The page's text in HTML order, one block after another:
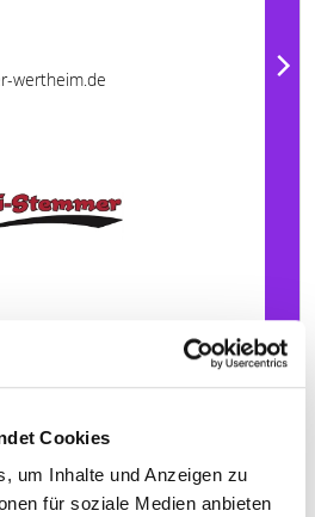
Cookies
um Inhalte und Anzeigen zu
für soziale Medien anbieten
wertheim.de
ANDREAS